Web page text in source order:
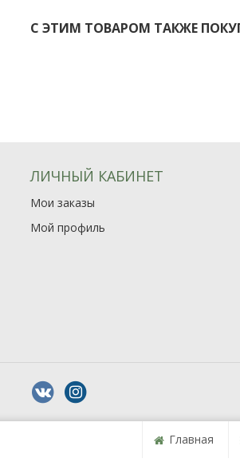
С ЭТИМ ТОВАРОМ ТАКЖЕ
ЛИЧНЫЙ КАБИНЕТ
Мои заказы
Мой профиль
Главная